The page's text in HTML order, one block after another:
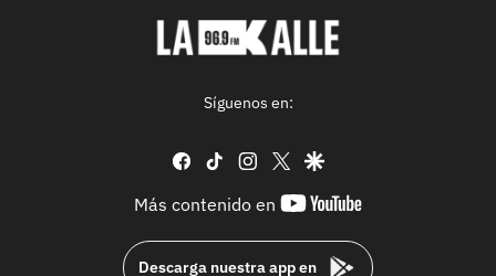
Síguenos en:
facebook
tiktok instagram
twittergoogle
Más contenido en
youtube-
Descarga nuestra app en